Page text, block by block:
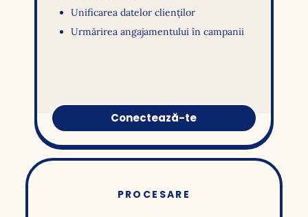
Unificarea datelor clienților
Urmărirea angajamentului în campanii
Conectează-te
PROCESARE